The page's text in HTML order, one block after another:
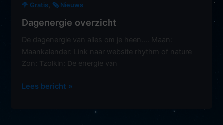
🌹 Gratis , 🗞️ Nieuws
Dagenergie overzicht
De dagenergie van alles om je heen…. Maan:
Maankalender: Link naar website rhythm of nature
Zon: Tzolkin: De energie van
Dagenergie
Lees bericht »